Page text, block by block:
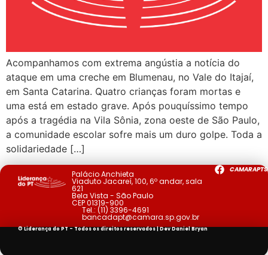
Acompanhamos com extrema angústia a notícia do
ataque em uma creche em Blumenau, no Vale do Itajaí,
em Santa Catarina. Quatro crianças foram mortas e
uma está em estado grave. Após pouquíssimo tempo
após a tragédia na Vila Sônia, zona oeste de São Paulo,
a comunidade escolar sofre mais um duro golpe. Toda a
solidariedade […]
Palácio Anchieta
Viaduto Jacareí, 100, 6º andar, sala
621
Bela Vista - São Paulo
CEP 01319-900
Tel.: (11) 3396-4691
bancadapt@camara.sp.gov.br
© Liderança do PT - Todos os direitos reservados | DevDaniel Bryan